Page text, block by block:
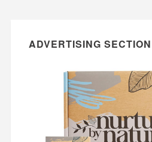
ADVERTISING SECTION